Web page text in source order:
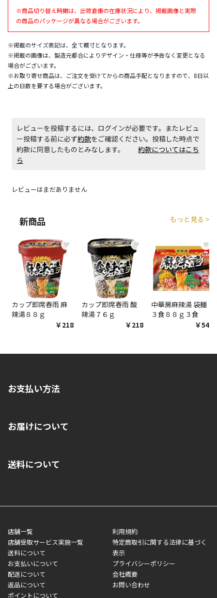
ただし、メーカーの営業日に基づき出荷手続きを行う
ため、通常よりお時間をいただく場合がございます。
また、日曜・祝日や年末年始などの長期休業期間中
は、休業明けからの出荷対応となります。
設置工事代金も含まれた商品です
お見積商品です。金額・施工日はお打ち合わせの上、
決定となります。
エアコンの取付工事が必要な商品です。別途費用が発
商品購入個数ごとに送料がかかる商品です
※商品切り替え時期は、出荷倉庫の在庫状況により、掲載画像と実際
の商品のパッケージが異なる場合がございます。
※掲載のサイズ表記は、全て概寸となります。
※掲載の画像は、製造元都合によりデザイン・仕様等が予告なく変更となる
場合がございます。
※お取り寄せ商品は、ご注文を受けてからの商品手配となりますので、8日以
上の日数を要する場合がございます。
レビューを投稿するには、ログインが必要です。またレビュ
ー投稿する前に必ず約款をご確認ください。投稿した時点で
約款に同意したものとみなします。 約款についてはこち
ら
レビューはまだありません
新商品 もっと見る >
♥
カップ即席春雨 麻
辣湯８８ｇ
￥218
♥
カップ即席春雨 酸
辣湯７６ｇ
￥218
♥
中華房麻辣湯 袋麺
３食８８ｇ３食
￥548
お支払い方法
いいただくことはできません。ご了承ください。
■代金引換(代引)※手数料がかかります
■商品によっては一部決済方法が使用できない場合がございま
す。
お届けについて
ご注文が確認出来次第、1～4営業日に発送いたします。「お取り
業日にてお引渡しとなります。(離島などの場合、例外もあります)
メーカー直送品など一部商品については、その他商品との購入に
制限がかかる場合がございます。また発送日についても、通常と
異なる場合がございます。対象商品の説明ページをご確認くださ
い。
■店舗受取をご選択いただいた場合
ご注文が確認出来次第、お受取される店舗在庫を使用してご準備
送料について
店舗一覧
店舗受取サービス実施一覧
送料について
お支払いについて
配送について
返品について
ポイントについて
利用規約
特定商取引に関する法律に基づく
表示
プライバシーポリシー
会社概要
お問い合わせ